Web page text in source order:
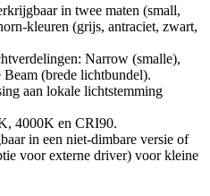
in twee maten (small,
kleuren (grijs, antraciet, zwart,
Narrow (smalle),
(brede lichtbundel).
aan lokale lichtstemming
4000K en CRI90.
in een niet-dimbare versie of
voor externe driver) voor kleine